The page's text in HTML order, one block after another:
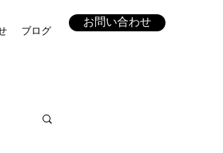
ブログ
お問い合わせ